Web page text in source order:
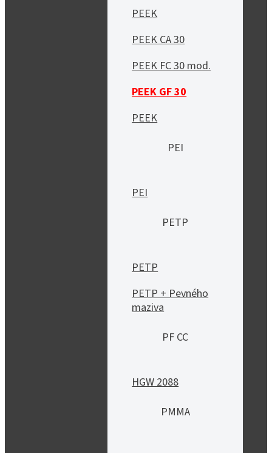
PEEK
PEEK CA 30
PEEK FC 30 mod.
PEEK GF 30
PEEK
PEI
PEI
PETP
PETP
PETP + Pevného
maziva
PF CC
HGW 2088
PMMA